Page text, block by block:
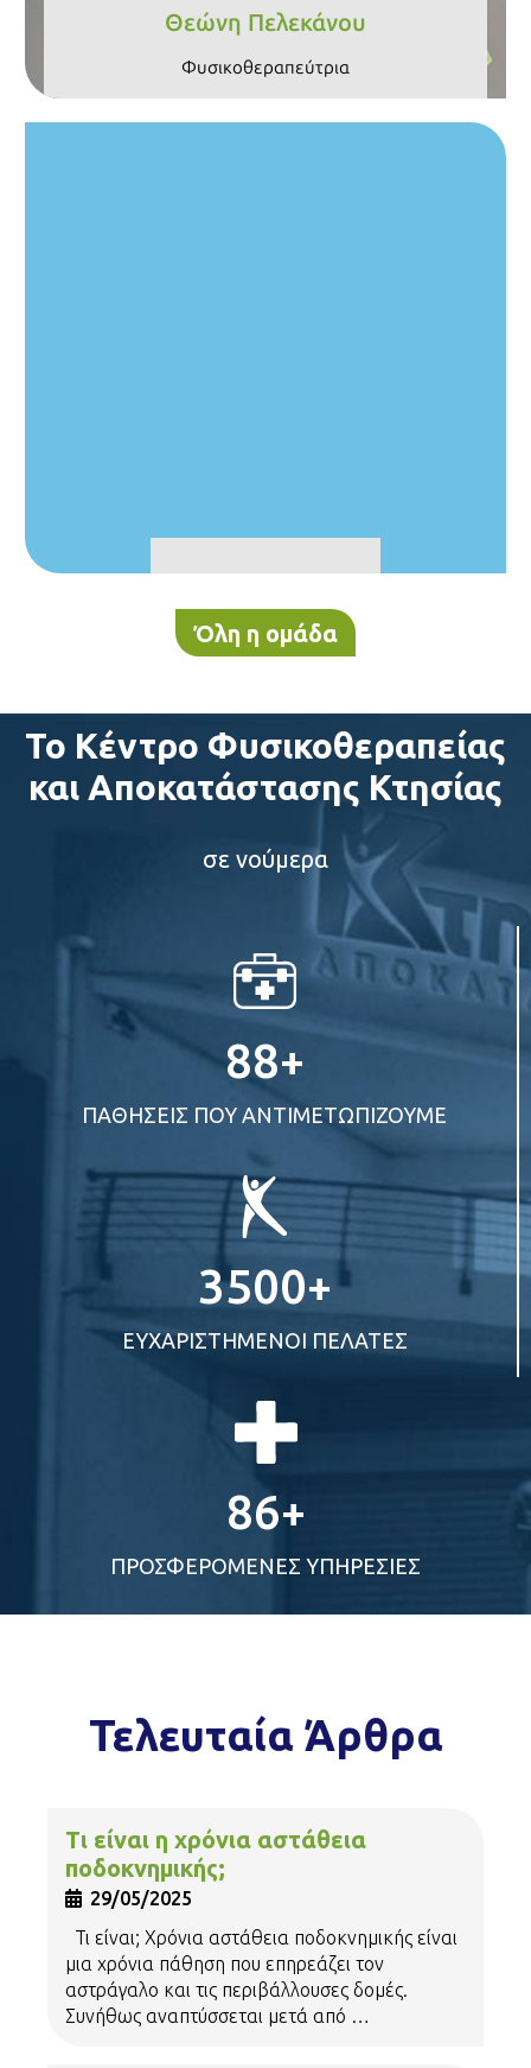
Θεώνη Πελεκάνου
Φυσικοθεραπεύτρια
Διευθυντής
Φυσικοθεραπείας και
Αποκατάστασης Κέντρου
Ηρακλείου
Βιογραφικό
Διευθυντής Φυσικοθεραπείας και Αποκατάστασης
Κέντρου Γαζίου
Βιογραφικό
Όλη η ομάδα
Το Κέντρο Φυσικοθεραπείας
και Αποκατάστασης Κτησίας
σε νούμερα
100+
ΠΑΘΗΣΕΙΣ ΠΟΥ ΑΝΤΙΜΕΤΩΠΙΖΟΥΜΕ
4000+
ΕΥΧΑΡΙΣΤΗΜΕΝΟΙ ΠΕΛΑΤΕΣ
100+
ΠΡΟΣΦΕΡΟΜΕΝΕΣ ΥΠΗΡΕΣΙΕΣ
Τελευταία Άρθρα
Τι είναι η χρόνια αστάθεια
ποδοκνημικής;
29/05/2025
Τι είναι; Χρόνια αστάθεια ποδοκνημικής είναι
μια χρόνια πάθηση που επηρεάζει τον
αστράγαλο και τις περιβάλλουσες δομές.
Συνήθως αναπτύσσεται μετά από …